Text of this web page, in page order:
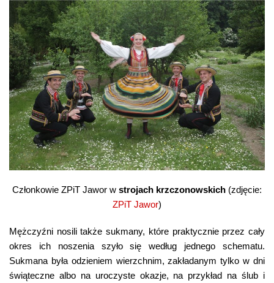
Członkowie ZPiT Jawor w strojach krzczonowskich (zdjęcie:
ZPiT Jawor)
Mężczyźni nosili także sukmany, które praktycznie przez cały
okres ich noszenia szyło się według jednego schematu.
Sukmana była odzieniem wierzchnim, zakładanym tylko w dni
świąteczne albo na uroczyste okazje, na przykład na ślub i